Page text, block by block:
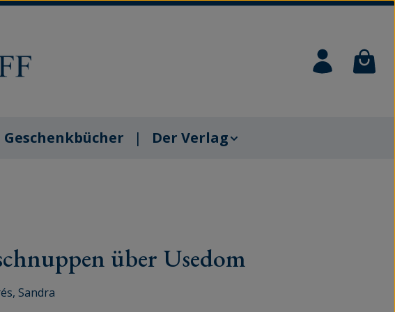
Geschenkbücher Der Verlag
über Usedom
Sandra